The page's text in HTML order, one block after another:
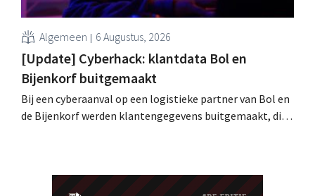
Algemeen 6 Augustus, 2026
[Update] Cyberhack: klantdata Bol en
Bijenkorf buitgemaakt
Bij een cyberaanval op een logistieke partner van Bol en
de Bijenkorf werden klantengegevens buitgemaakt, die